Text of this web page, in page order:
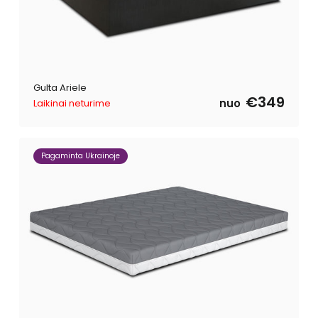
Gulta Ariele
Laikinai neturime
nuo €349
Pagaminta Ukrainoje